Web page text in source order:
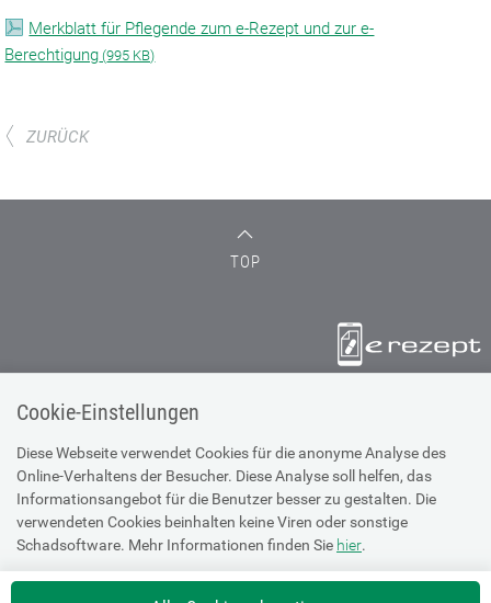
Cookie-Einstellungen
Diese Webseite verwendet Cookies für die anonyme Analyse des
Online-Verhaltens der Besucher. Diese Analyse soll helfen, das
Informationsangebot für die Benutzer besser zu gestalten. Die
verwendeten Cookies beinhalten keine Viren oder sonstige
Schadsoftware. Mehr Informationen finden Sie hier.
Merkblatt für Pflegende zum e-Rezept und zur e-
Berechtigung (995 KB)
ZURÜCK
TOP
SV-TRÄGER SV-PARTNER